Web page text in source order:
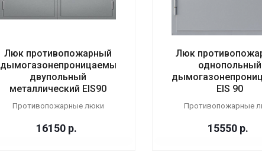
Люк противопожарный
дымогазонепроницаемый
двупольный
металлический EIS90
Противопожарные люки
16150 р.
Люк
однопольный
EIS 90
Противопожарные
15550 р.